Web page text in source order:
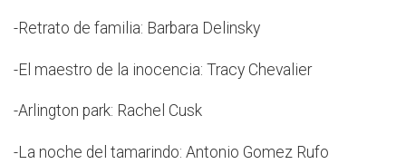
-Retrato de familia: Barbara Delinsky
-El maestro de la inocencia: Tracy Chevalier
-Arlington park: Rachel Cusk
-La noche del tamarindo: Antonio Gomez Rufo